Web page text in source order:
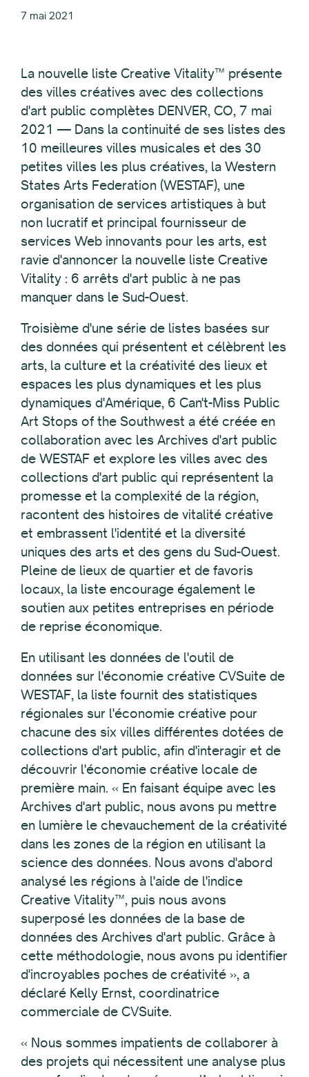
7 mai 2021
La nouvelle liste Creative Vitality™ présente
des villes créatives avec des collections
d'art public complètes DENVER, CO, 7 mai
2021 — Dans la continuité de ses listes des
10 meilleures villes musicales et des 30
petites villes les plus créatives, la Western
States Arts Federation (WESTAF), une
organisation de services artistiques à but
non lucratif et principal fournisseur de
services Web innovants pour les arts, est
ravie d'annoncer la nouvelle liste Creative
Vitality : 6 arrêts d'art public à ne pas
manquer dans le Sud-Ouest.
Troisième d'une série de listes basées sur
des données qui présentent et célèbrent les
arts, la culture et la créativité des lieux et
espaces les plus dynamiques et les plus
dynamiques d'Amérique, 6 Can't-Miss Public
Art Stops of the Southwest a été créée en
collaboration avec les Archives d'art public
de WESTAF et explore les villes avec des
collections d'art public qui représentent la
promesse et la complexité de la région,
racontent des histoires de vitalité créative
et embrassent l'identité et la diversité
uniques des arts et des gens du Sud-Ouest.
Pleine de lieux de quartier et de favoris
locaux, la liste encourage également le
soutien aux petites entreprises en période
de reprise économique.
En utilisant les données de l'outil de
données sur l'économie créative CVSuite de
WESTAF, la liste fournit des statistiques
régionales sur l'économie créative pour
chacune des six villes différentes dotées de
collections d'art public, afin d'interagir et de
découvrir l'économie créative locale de
première main. « En faisant équipe avec les
Archives d'art public, nous avons pu mettre
en lumière le chevauchement de la créativité
dans les zones de la région en utilisant la
science des données. Nous avons d'abord
analysé les régions à l'aide de l'indice
Creative Vitality™, puis nous avons
superposé les données de la base de
données des Archives d'art public. Grâce à
cette méthodologie, nous avons pu identifier
d'incroyables poches de créativité », a
déclaré Kelly Ernst, coordinatrice
commerciale de CVSuite.
« Nous sommes impatients de collaborer à
des projets qui nécessitent une analyse plus